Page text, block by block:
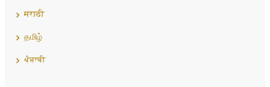
मराठी
தமிழ்
ਪੰਜਾਬੀ